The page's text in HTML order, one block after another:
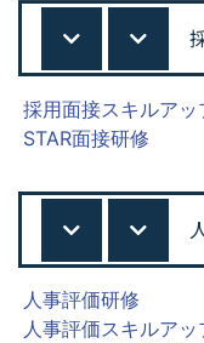
採用面接スキルアッ
STAR面接研修
人事評価研修
人事評価スキルアッ